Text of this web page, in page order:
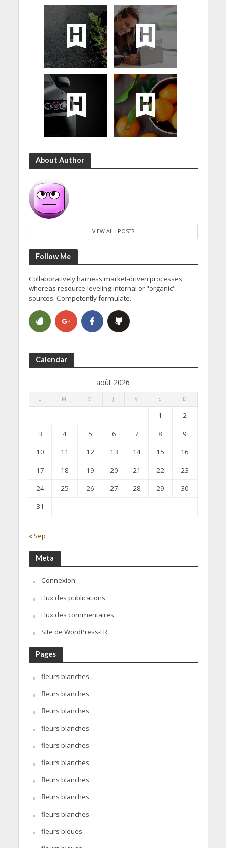
About Author
VIEW ALL POSTS
Follow Me
Collaboratively harness market-driven processes
whereas resource-leveling internal or "organic"
sources. Competently formulate.
Calendar
août 2026
L M M J V S D
1
2
3
4 5 6 7 8
9
10
11 12 13 14 15
16
17
18 19 20 21 22
23
24
25 26 27 28 29
30
31
« Sep
Meta
Connexion
Flux des publications
Flux des commentaires
Site de WordPress-FR
Pages
fleurs blanches
fleurs blanches
fleurs blanches
fleurs blanches
fleurs blanches
fleurs blanches
fleurs blanches
fleurs blanches
fleurs blanches
fleurs bleues